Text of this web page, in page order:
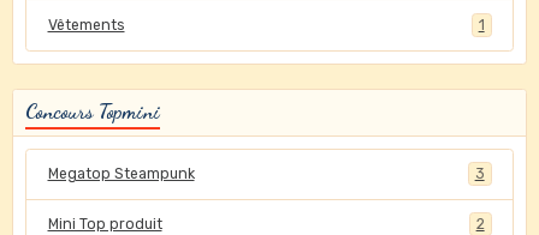
Vêtements 1
Concours Topmini
Megatop Steampunk 3
Mini Top produit 2